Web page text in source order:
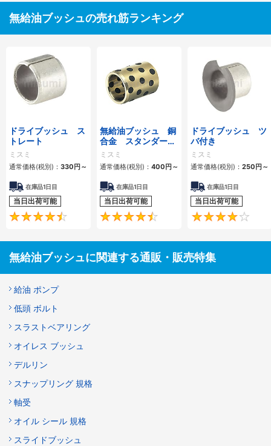
無給油ブッシュの売れ筋ランキング
ドライブッシュ ス
トレート
ミスミ
通常価格(税別)： 330 円 ～
在庫品1日目
当日出荷可能
4.5
無給油ブッシュ 銅
合金 スタンダード
内径Ｆ７外径ｍ６タ
イプ
ミスミ
通常価格(税別)： 400 円 ～
在庫品1日目
当日出荷可能
4.6
ドライブッシュ ツ
バ付き
ミスミ
通常価格(税別)： 250 円 ～
在庫品1日目
当日出荷可能
無給油ブッシュに関連する通販・販売特集
給油 ポンプ
低頭 ボルト
スラストベアリング
オイレス ブッシュ
デルリン
スナップリング 規格
軸受
オイル シール 規格
スライドブッシュ